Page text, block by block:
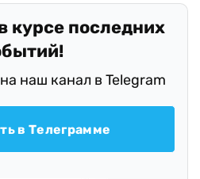
курсе последних
наш канал в Telegram
в Телеграмме